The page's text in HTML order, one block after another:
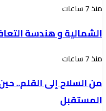
الشمالية
هندسة
العمراني..!!
منذ 7 ساعات
الشمالية و هندسة
من
إلى
القلم..
منذ 7 ساعات
من السلاح إلى القلم..
المستقبل